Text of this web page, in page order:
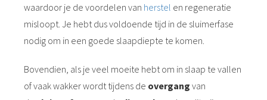
waardoor je de voordelen van herstel en regeneratie
misloopt. Je hebt dus voldoende tijd in de sluimerfase
nodig om in een goede slaapdiepte te komen.
Bovendien, als je veel moeite hebt om in slaap te vallen
of vaak wakker wordt tijdens de overgang van